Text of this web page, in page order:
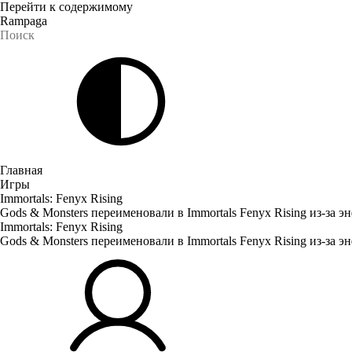
Перейти к содержимому
Rampaga
Главная
Игры
Immortals: Fenyx Rising
Gods & Monsters переименовали в Immortals Fenyx Rising из-за
Immortals: Fenyx Rising
Gods & Monsters переименовали в Immortals Fenyx Rising из-за